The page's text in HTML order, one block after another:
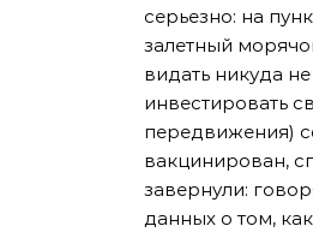
серьезно: на
залетный
видать никуда
инвестировать
передвижения)
вакцинирован,
завернули:
данных о том,